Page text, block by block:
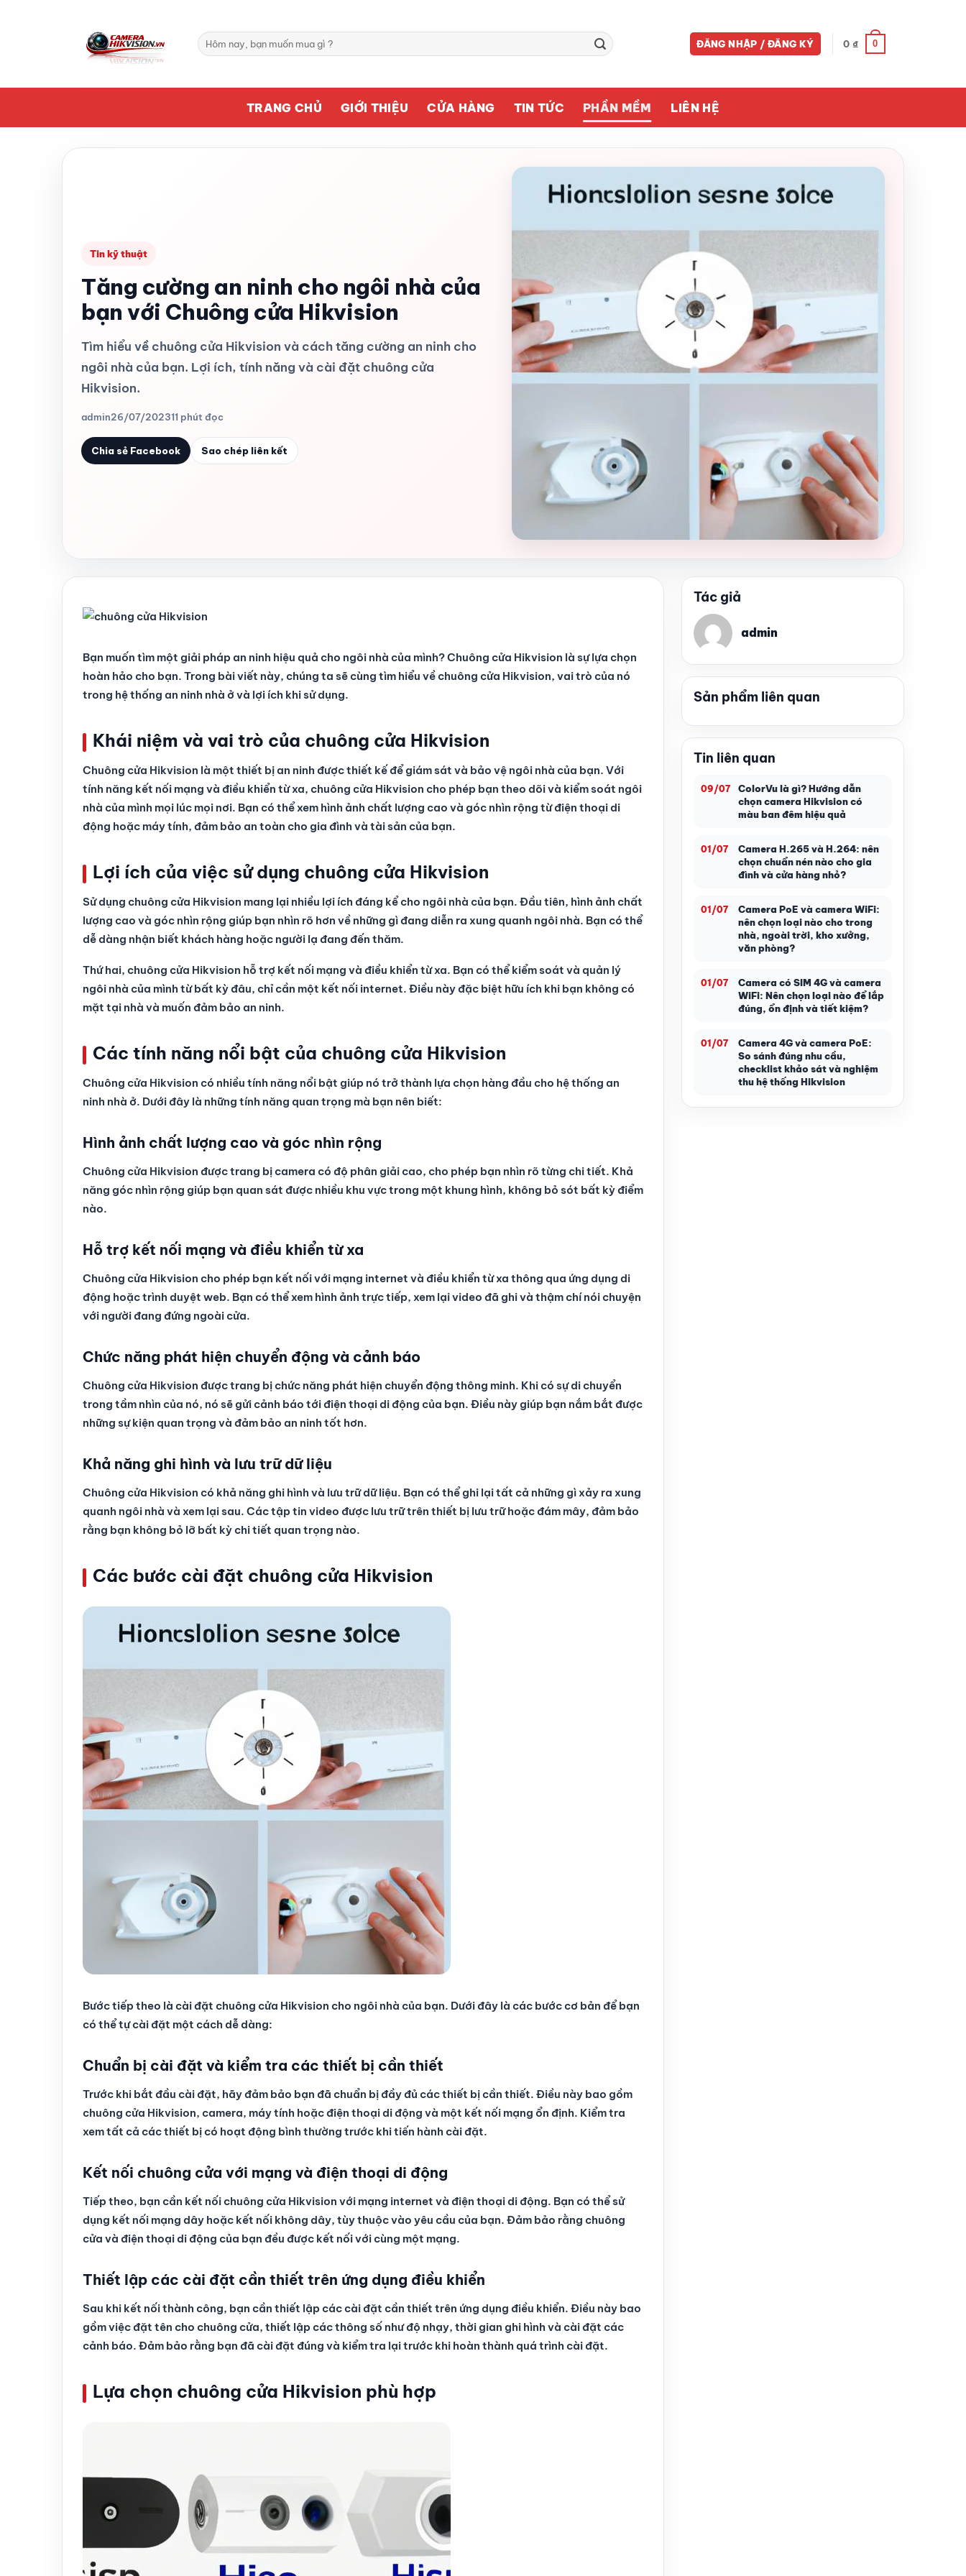
Tìm
kiếm:
ĐĂNG NHẬP / ĐĂNG KÝ 0 ₫ 0
TRANG CHỦ GIỚI THIỆU CỬA HÀNG TIN TỨC PHẦN MỀM LIÊN HỆ
Tin kỹ thuật
Tăng cường an ninh cho ngôi nhà của
bạn với Chuông cửa Hikvision
Tìm hiểu về chuông cửa Hikvision và cách tăng cường an ninh cho
ngôi nhà của bạn. Lợi ích, tính năng và cài đặt chuông cửa
Hikvision.
admin26/07/202311 phút đọc
Chia sẻ Facebook Sao chép liên kết
Bạn muốn tìm một giải pháp an ninh hiệu quả cho ngôi nhà của mình? Chuông cửa Hikvision là sự lựa chọn
hoàn hảo cho bạn. Trong bài viết này, chúng ta sẽ cùng tìm hiểu về chuông cửa Hikvision, vai trò của nó
trong hệ thống an ninh nhà ở và lợi ích khi sử dụng.
Khái niệm và vai trò của chuông cửa Hikvision
Chuông cửa Hikvision là một thiết bị an ninh được thiết kế để giám sát và bảo vệ ngôi nhà của bạn. Với
tính năng kết nối mạng và điều khiển từ xa, chuông cửa Hikvision cho phép bạn theo dõi và kiểm soát ngôi
nhà của mình mọi lúc mọi nơi. Bạn có thể xem hình ảnh chất lượng cao và góc nhìn rộng từ điện thoại di
động hoặc máy tính, đảm bảo an toàn cho gia đình và tài sản của bạn.
Lợi ích của việc sử dụng chuông cửa Hikvision
Sử dụng chuông cửa Hikvision mang lại nhiều lợi ích đáng kể cho ngôi nhà của bạn. Đầu tiên, hình ảnh chất
lượng cao và góc nhìn rộng giúp bạn nhìn rõ hơn về những gì đang diễn ra xung quanh ngôi nhà. Bạn có thể
dễ dàng nhận biết khách hàng hoặc người lạ đang đến thăm.
Thứ hai, chuông cửa Hikvision hỗ trợ kết nối mạng và điều khiển từ xa. Bạn có thể kiểm soát và quản lý
ngôi nhà của mình từ bất kỳ đâu, chỉ cần một kết nối internet. Điều này đặc biệt hữu ích khi bạn không có
mặt tại nhà và muốn đảm bảo an ninh.
Các tính năng nổi bật của chuông cửa Hikvision
Chuông cửa Hikvision có nhiều tính năng nổi bật giúp nó trở thành lựa chọn hàng đầu cho hệ thống an
ninh nhà ở. Dưới đây là những tính năng quan trọng mà bạn nên biết:
Hình ảnh chất lượng cao và góc nhìn rộng
Chuông cửa Hikvision được trang bị camera có độ phân giải cao, cho phép bạn nhìn rõ từng chi tiết. Khả
năng góc nhìn rộng giúp bạn quan sát được nhiều khu vực trong một khung hình, không bỏ sót bất kỳ điểm
nào.
Hỗ trợ kết nối mạng và điều khiển từ xa
Chuông cửa Hikvision cho phép bạn kết nối với mạng internet và điều khiển từ xa thông qua ứng dụng di
động hoặc trình duyệt web. Bạn có thể xem hình ảnh trực tiếp, xem lại video đã ghi và thậm chí nói chuyện
với người đang đứng ngoài cửa.
Chức năng phát hiện chuyển động và cảnh báo
Chuông cửa Hikvision được trang bị chức năng phát hiện chuyển động thông minh. Khi có sự di chuyển
trong tầm nhìn của nó, nó sẽ gửi cảnh báo tới điện thoại di động của bạn. Điều này giúp bạn nắm bắt được
những sự kiện quan trọng và đảm bảo an ninh tốt hơn.
Khả năng ghi hình và lưu trữ dữ liệu
Chuông cửa Hikvision có khả năng ghi hình và lưu trữ dữ liệu. Bạn có thể ghi lại tất cả những gì xảy ra xung
quanh ngôi nhà và xem lại sau. Các tập tin video được lưu trữ trên thiết bị lưu trữ hoặc đám mây, đảm bảo
rằng bạn không bỏ lỡ bất kỳ chi tiết quan trọng nào.
Các bước cài đặt chuông cửa Hikvision
Bước tiếp theo là cài đặt chuông cửa Hikvision cho ngôi nhà của bạn. Dưới đây là các bước cơ bản để bạn
có thể tự cài đặt một cách dễ dàng:
Chuẩn bị cài đặt và kiểm tra các thiết bị cần thiết
Trước khi bắt đầu cài đặt, hãy đảm bảo bạn đã chuẩn bị đầy đủ các thiết bị cần thiết. Điều này bao gồm
chuông cửa Hikvision, camera, máy tính hoặc điện thoại di động và một kết nối mạng ổn định. Kiểm tra
xem tất cả các thiết bị có hoạt động bình thường trước khi tiến hành cài đặt.
Kết nối chuông cửa với mạng và điện thoại di động
Tiếp theo, bạn cần kết nối chuông cửa Hikvision với mạng internet và điện thoại di động. Bạn có thể sử
dụng kết nối mạng dây hoặc kết nối không dây, tùy thuộc vào yêu cầu của bạn. Đảm bảo rằng chuông
cửa và điện thoại di động của bạn đều được kết nối với cùng một mạng.
Thiết lập các cài đặt cần thiết trên ứng dụng điều khiển
Sau khi kết nối thành công, bạn cần thiết lập các cài đặt cần thiết trên ứng dụng điều khiển. Điều này bao
gồm việc đặt tên cho chuông cửa, thiết lập các thông số như độ nhạy, thời gian ghi hình và cài đặt các
cảnh báo. Đảm bảo rằng bạn đã cài đặt đúng và kiểm tra lại trước khi hoàn thành quá trình cài đặt.
Lựa chọn chuông cửa Hikvision phù hợp
Tác giả
admin
Sản phẩm liên quan
Tin liên quan
09/07
ColorVu là gì? Hướng dẫn
chọn camera Hikvision có
màu ban đêm hiệu quả
01/07
Camera H.265 và H.264: nên
chọn chuẩn nén nào cho gia
đình và cửa hàng nhỏ?
01/07
Camera PoE và camera WiFi:
nên chọn loại nào cho trong
nhà, ngoài trời, kho xưởng,
văn phòng?
01/07
Camera có SIM 4G và camera
WiFi: Nên chọn loại nào để lắp
đúng, ổn định và tiết kiệm?
01/07
Camera 4G và camera PoE:
So sánh đúng nhu cầu,
checklist khảo sát và nghiệm
thu hệ thống Hikvision